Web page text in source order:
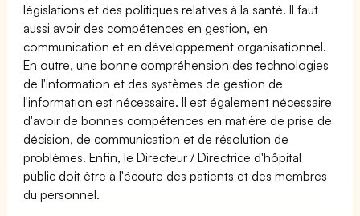
législations et des politiques relatives à la santé. Il faut
aussi avoir des compétences en gestion, en
communication et en développement organisationnel.
En outre, une bonne compréhension des technologies
de l'information et des systèmes de gestion de
l'information est nécessaire. Il est également nécessaire
d'avoir de bonnes compétences en matière de prise de
décision, de communication et de résolution de
problèmes. Enfin, le Directeur / Directrice d'hôpital
public doit être à l'écoute des patients et des membres
du personnel.